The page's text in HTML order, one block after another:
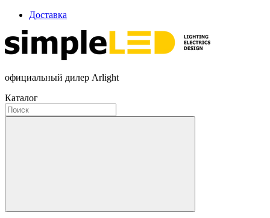
Доставка
официальный дилер Arlight
Каталог